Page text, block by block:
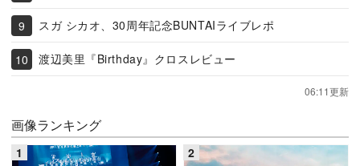
スガ シカオ、30周年記念BUNTAIライブレポ
渡辺美里『Birthday』クロスレビュー
06:11更新
画像ランキング